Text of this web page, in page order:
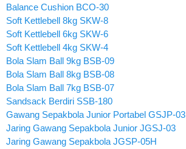
Balance Cushion BCO-30
Soft Kettlebell 8kg SKW-8
Soft Kettlebell 6kg SKW-6
Soft Kettlebell 4kg SKW-4
Bola Slam Ball 9kg BSB-09
Bola Slam Ball 8kg BSB-08
Bola Slam Ball 7kg BSB-07
Sandsack Berdiri SSB-180
Gawang Sepakbola Junior Portabel GSJP-03
Jaring Gawang Sepakbola Junior JGSJ-03
Jaring Gawang Sepakbola JGSP-05H